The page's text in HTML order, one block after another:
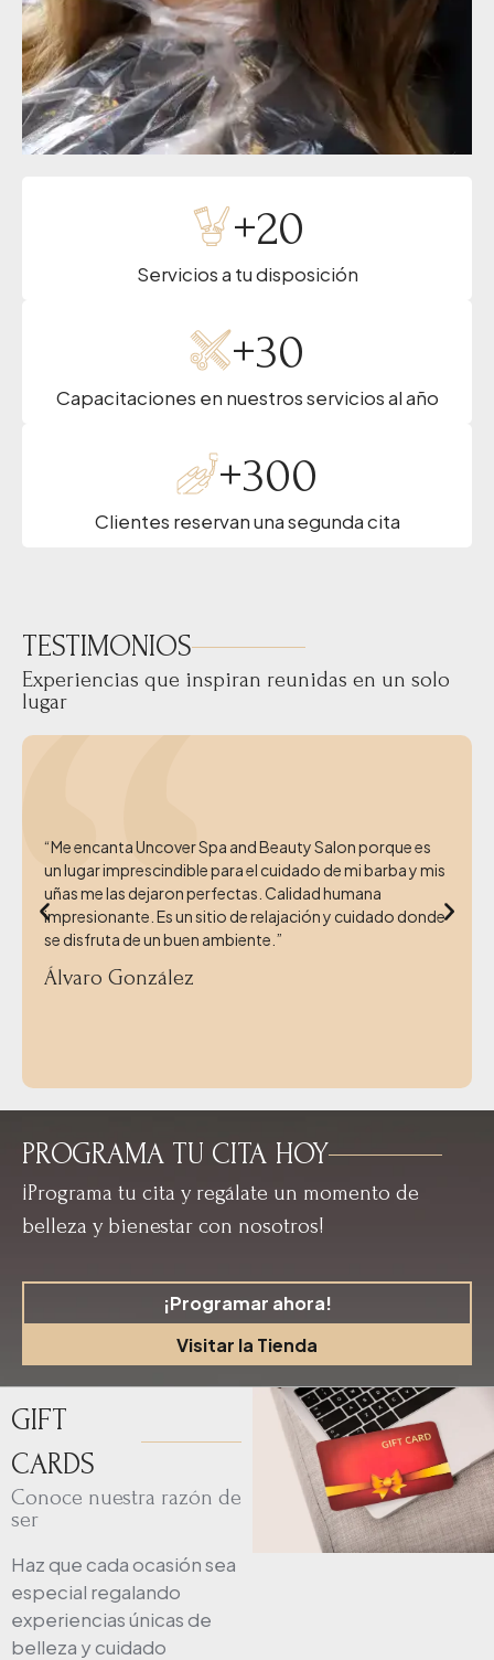
+20
Servicios a tu disposición
+30
Capacitaciones en nuestros servicios al año
+300
Clientes reservan una segunda cita
TESTIMONIOS
Experiencias que inspiran reunidas en un solo
lugar
“Me encanta Uncover Spa and Beauty Salon porque es
un lugar imprescindible para el cuidado de mi barba y mis
uñas me las dejaron perfectas. Calidad humana
impresionante. Es un sitio de relajación y cuidado donde
se disfruta de un buen ambiente.”
Álvaro González
PROGRAMA TU CITA HOY
¡Programa tu cita y regálate un momento de
belleza y bienestar con nosotros!
¡Programar ahora!
Visitar la Tienda
GIFT
CARDS
Conoce nuestra razón de
ser
Haz que cada ocasión sea
especial regalando
experiencias únicas de
belleza y cuidado